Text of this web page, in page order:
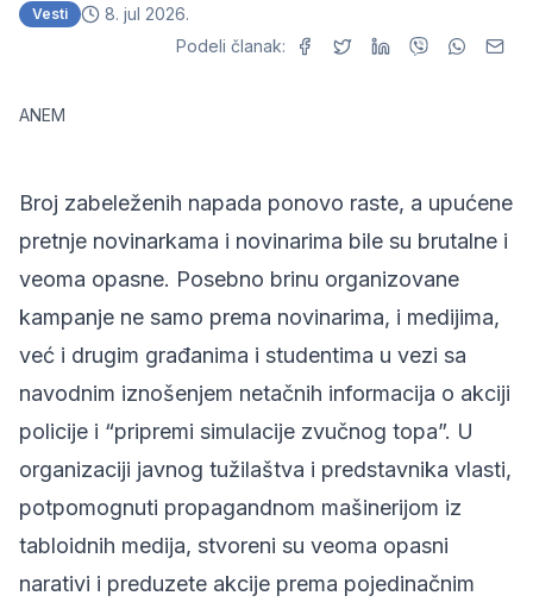
Vesti
8. jul 2026.
Podeli članak:
ANEM
Broj zabeleženih napada ponovo raste, a upućene
pretnje novinarkama i novinarima bile su brutalne i
veoma opasne. Posebno brinu organizovane
kampanje ne samo prema novinarima, i medijima,
već i drugim građanima i studentima u vezi sa
navodnim iznošenjem netačnih informacija o akciji
policije i “pripremi simulacije zvučnog topa”. U
organizaciji javnog tužilaštva i predstavnika vlasti,
potpomognuti propagandnom mašinerijom iz
tabloidnih medija, stvoreni su veoma opasni
narativi i preduzete akcije prema pojedinačnim